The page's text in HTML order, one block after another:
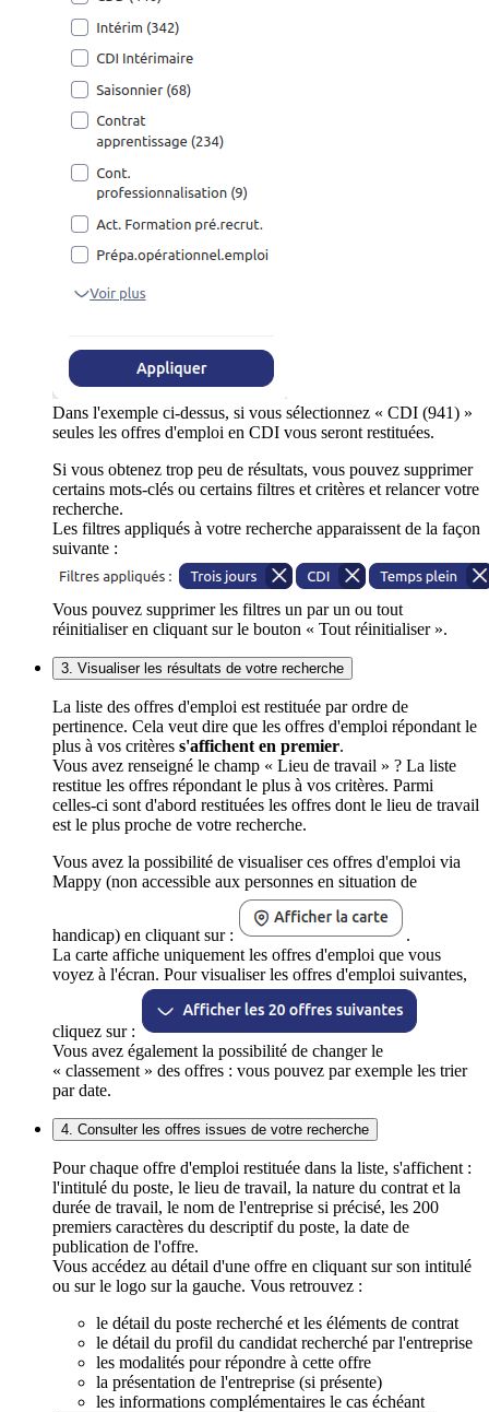
Dans l'exemple ci-dessus, si vous sélectionnez « CDI (941) »
seules les offres d'emploi en CDI vous seront restituées.
Si vous obtenez trop peu de résultats, vous pouvez supprimer
certains mots-clés ou certains filtres et critères et relancer votre
recherche.
Les filtres appliqués à votre recherche apparaissent de la façon
suivante :
Vous pouvez supprimer les filtres un par un ou tout
réinitialiser en cliquant sur le bouton « Tout réinitialiser ».
3. Visualiser les résultats de votre recherche
La liste des offres d'emploi est restituée par ordre de
pertinence. Cela veut dire que les offres d'emploi répondant le
plus à vos critères s'affichent en premier.
Vous avez renseigné le champ « Lieu de travail » ? La liste
restitue les offres répondant le plus à vos critères. Parmi
celles-ci sont d'abord restituées les offres dont le lieu de travail
est le plus proche de votre recherche.
Vous avez la possibilité de visualiser ces offres d'emploi via
Mappy (non accessible aux personnes en situation de
handicap) en cliquant sur :
.
La carte affiche uniquement les offres d'emploi que vous
voyez à l'écran. Pour visualiser les offres d'emploi suivantes,
cliquez sur :
Vous avez également la possibilité de changer le
« classement » des offres : vous pouvez par exemple les trier
par date.
4. Consulter les offres issues de votre recherche
Pour chaque offre d'emploi restituée dans la liste, s'affichent :
l'intitulé du poste, le lieu de travail, la nature du contrat et la
durée de travail, le nom de l'entreprise si précisé, les 200
premiers caractères du descriptif du poste, la date de
publication de l'offre.
Vous accédez au détail d'une offre en cliquant sur son intitulé
ou sur le logo sur la gauche. Vous retrouvez :
le détail du poste recherché et les éléments de contrat
le détail du profil du candidat recherché par l'entreprise
les modalités pour répondre à cette offre
la présentation de l'entreprise (si présente)
les informations complémentaires le cas échéant